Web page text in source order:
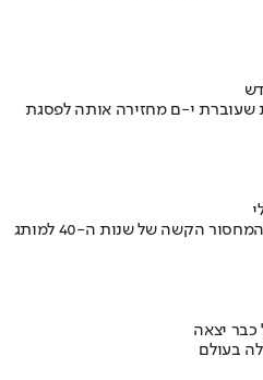
י-ם מחזירה אותה לפסגת
איך אסם הפכה את תקופת הצנע והמחסור הקשה של שנות ה-40 למותג
כבר יצאה
בעולם